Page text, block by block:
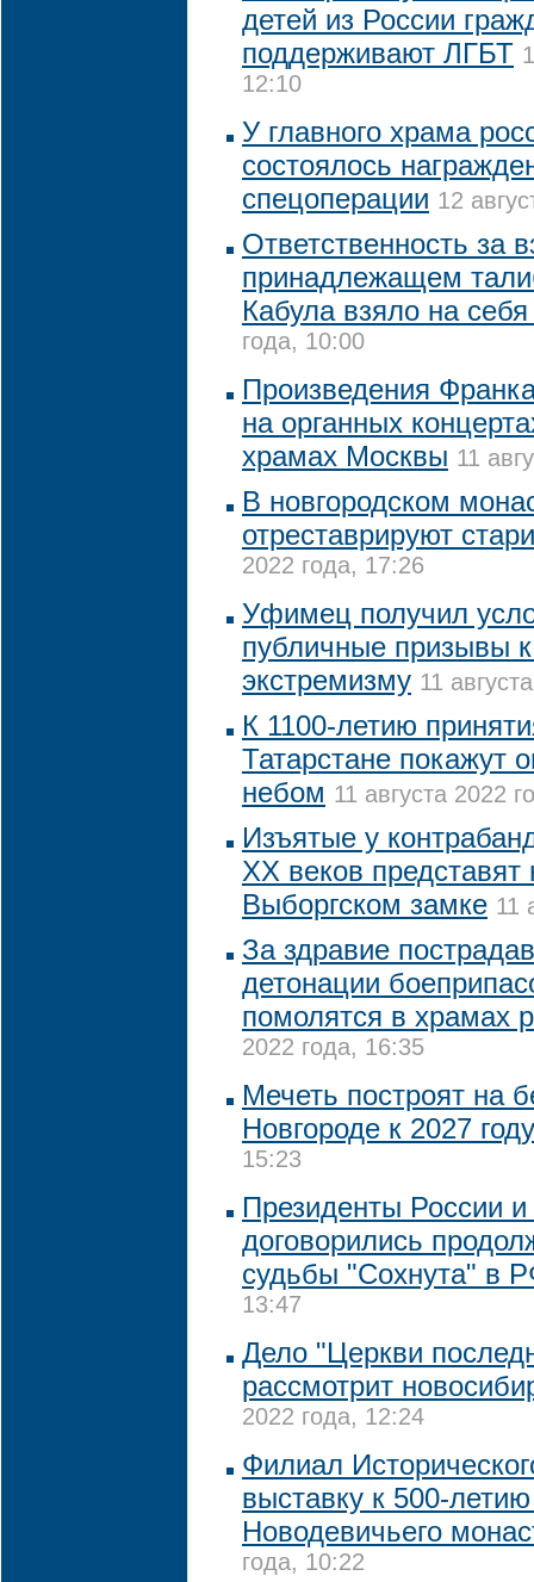
детей из России
поддерживают ЛГБТ
12:10
У главного храма
состоялось
спецоперации 12
Ответственность за
принадлежащем
Кабула взяло на
года, 10:00
Произведения
на органных
храмах Москвы 11
В новгородском
отреставрируют
2022 года, 17:26
Уфимец получил
публичные призывы
экстремизму 11
К 1100-летию
Татарстане покажут
небом 11 августа 2022
Изъятые у
XX веков
Выборгском замке 11
За здравие
детонации
помолятся в храмах
2022 года, 16:35
Мечеть построят на
Новгороде к 2027 году
15:23
Президенты России
договорились
судьбы "Сохнута" в
13:47
Дело "Церкви
рассмотрит
2022 года, 12:24
Филиал
выставку к 500-
Новодевичьего
года, 10:22